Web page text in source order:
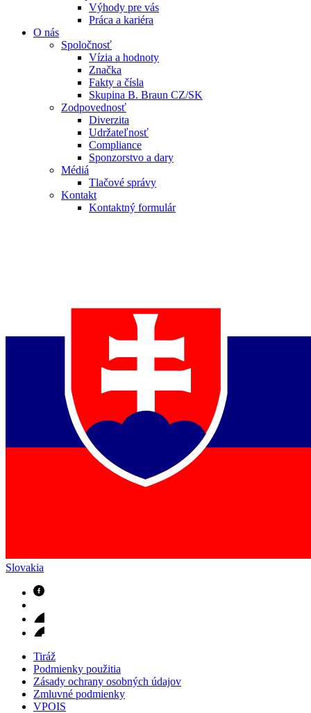
Výhody pre vás
Práca a kariéra
O nás
Spoločnosť
Vízia a hodnoty
Značka
Fakty a čísla
Skupina B. Braun CZ/SK
Zodpovednosť
Diverzita
Udržateľnosť
Compliance
Sponzorstvo a dary
Médiá
Tlačové správy
Kontakt
Kontaktný formulár
Slovakia
Tiráž
Podmienky použitia
Zásady ochrany osobných údajov
Zmluvné podmienky
VPOIS